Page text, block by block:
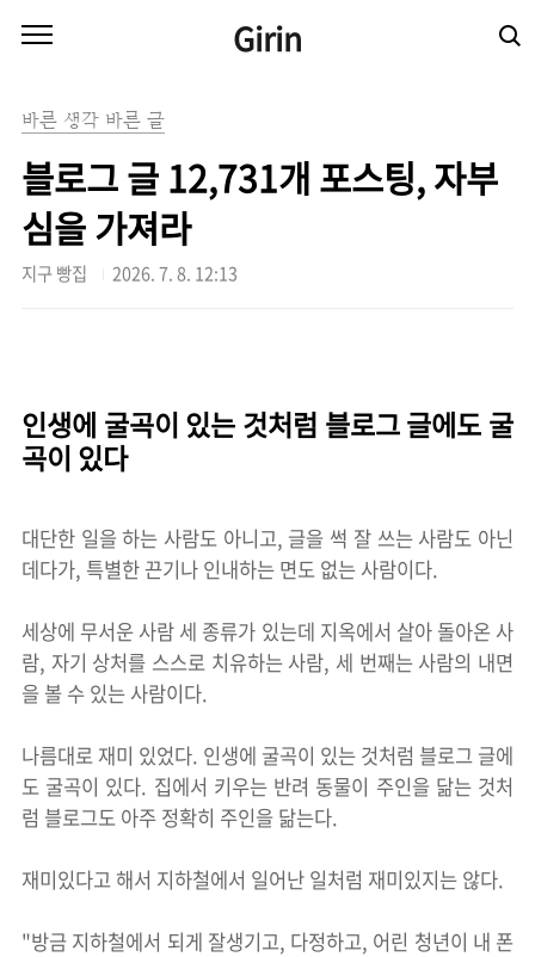
Girin
바른 생각 바른 글
블로그 글 12,731개 포스팅, 자부
심을 가져라
지구 빵집 2026. 7. 8. 12:13
인생에 굴곡이 있는 것처럼 블로그 글에도 굴
곡이 있다
대단한 일을 하는 사람도 아니고, 글을 썩 잘 쓰는 사람도 아닌
데다가, 특별한 끈기나 인내하는 면도 없는 사람이다.
세상에 무서운 사람 세 종류가 있는데 지옥에서 살아 돌아온 사
람, 자기 상처를 스스로 치유하는 사람, 세 번째는 사람의 내면
을 볼 수 있는 사람이다.
나름대로 재미 있었다. 인생에 굴곡이 있는 것처럼 블로그 글에
도 굴곡이 있다. 집에서 키우는 반려 동물이 주인을 닮는 것처
럼 블로그도 아주 정확히 주인을 닮는다.
재미있다고 해서 지하철에서 일어난 일처럼 재미있지는 않다.
"방금 지하철에서 되게 잘생기고, 다정하고, 어린 청년이 내 폰